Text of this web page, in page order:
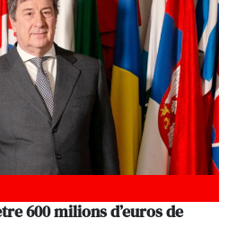
600 milions d’euros de